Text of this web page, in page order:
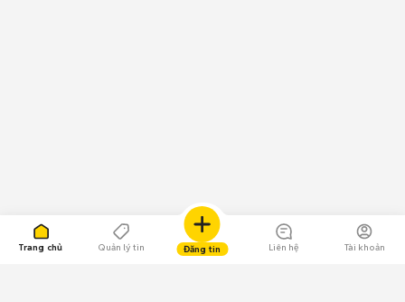
Trang chủ Quản lý tin Đăng tin Liên hệ Tài khoản